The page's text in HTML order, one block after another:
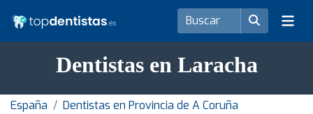
Dentistas en Laracha
España
Dentistas en Provincia de A Coruña